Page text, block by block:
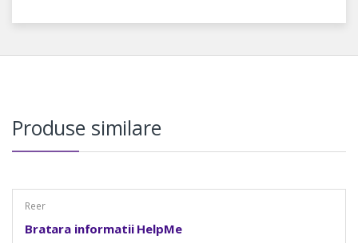
Produse similare
Reer
Bratara informatii HelpMe